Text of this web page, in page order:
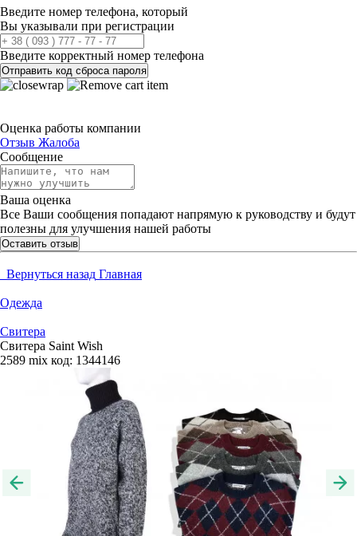
Введите номер телефона, который
Вы указывали при регистрации
Введите корректный номер телефона
Отправить код сброса пароля
Оценка работы компании
Отзыв Жалоба
Сообщение
Ваша оценка
Все Ваши сообщения попадают напрямую к руководству и будут
полезны для улучшения нашей работы
Оставить отзыв
Вернуться назад Главная
Одежда
Свитера
Свитера Saint Wish
2589 mix код: 1344146